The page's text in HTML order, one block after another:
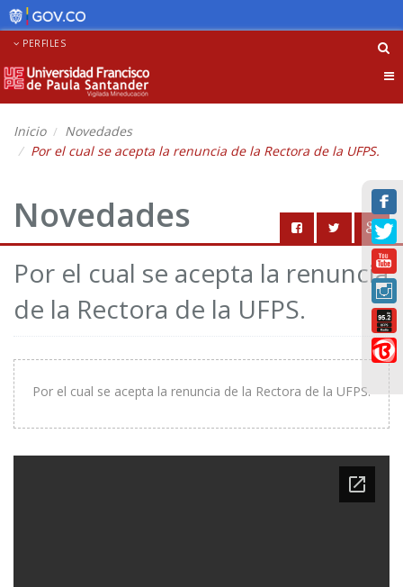
PERFILES
Inicio
Novedades
Por el cual se acepta la renuncia de la Rectora de la UFPS.
Novedades
Por el cual se acepta la renuncia
de la Rectora de la UFPS.
Por el cual se acepta la renuncia de la Rectora de la UFPS.